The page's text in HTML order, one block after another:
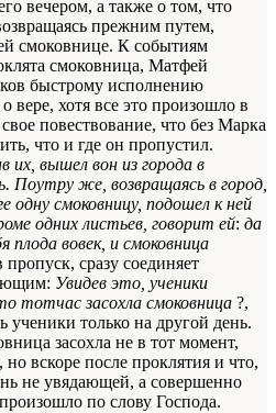
вечером, а также о том, что
прежним путем,
смоковнице. К событиям
смоковница, Матфей
быстрому исполнению
вере, хотя все это произошло в
повествование, что без Марка
что и где он пропустил.
их, вышел вон из города в
Поутру же, возвращаясь в город,
одну смоковницу, подошел к ней
одних листьев, говорит ей: да
вовек, и смоковница
сразу соединяет
Увидев это, ученики
тотчас засохла смоковница ?,
ученики только на другой день.
засохла не в тот момент,
вскоре после проклятия и что,
не увядающей, а совершенно
по слову Господа.